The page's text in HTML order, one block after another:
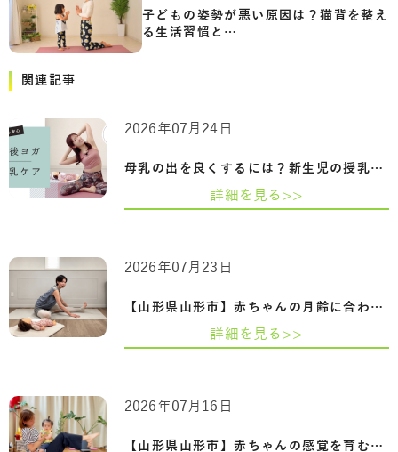
子どもの姿勢が悪い原因は？猫背を整え
る生活習慣と…
関連記事
母乳の出を良くするには？新生児の授乳回…
2026年07月24日
詳細を見る>>
【山形県山形市】赤ちゃんの月齢に合わせ…
2026年07月23日
詳細を見る>>
【山形県山形市】赤ちゃんの感覚を育むふ…
2026年07月16日